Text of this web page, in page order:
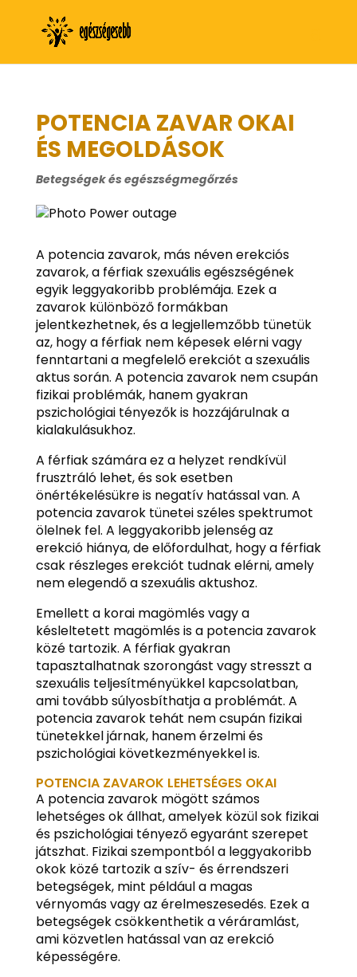
POTENCIA ZAVAR OKAI
ÉS MEGOLDÁSOK
Betegségek és egészségmegőrzés
A potencia zavarok, más néven erekciós
zavarok, a férfiak szexuális egészségének
egyik leggyakoribb problémája. Ezek a
zavarok különböző formákban
jelentkezhetnek, és a legjellemzőbb tünetük
az, hogy a férfiak nem képesek elérni vagy
fenntartani a megfelelő erekciót a szexuális
aktus során. A potencia zavarok nem csupán
fizikai problémák, hanem gyakran
pszichológiai tényezők is hozzájárulnak a
kialakulásukhoz.
A férfiak számára ez a helyzet rendkívül
frusztráló lehet, és sok esetben
önértékelésükre is negatív hatással van. A
potencia zavarok tünetei széles spektrumot
ölelnek fel. A leggyakoribb jelenség az
erekció hiánya, de előfordulhat, hogy a férfiak
csak részleges erekciót tudnak elérni, amely
nem elegendő a szexuális aktushoz.
Emellett a korai magömlés vagy a
késleltetett magömlés is a potencia zavarok
közé tartozik. A férfiak gyakran
tapasztalhatnak szorongást vagy stresszt a
szexuális teljesítményükkel kapcsolatban,
ami tovább súlyosbíthatja a problémát. A
potencia zavarok tehát nem csupán fizikai
tünetekkel járnak, hanem érzelmi és
pszichológiai következményekkel is.
POTENCIA ZAVAROK LEHETSÉGES OKAI
A potencia zavarok mögött számos
lehetséges ok állhat, amelyek közül sok fizikai
és pszichológiai tényező egyaránt szerepet
játszhat. Fizikai szempontból a leggyakoribb
okok közé tartozik a szív- és érrendszeri
betegségek, mint például a magas
vérnyomás vagy az érelmeszesedés. Ezek a
betegségek csökkenthetik a véráramlást,
ami közvetlen hatással van az erekció
képességére.